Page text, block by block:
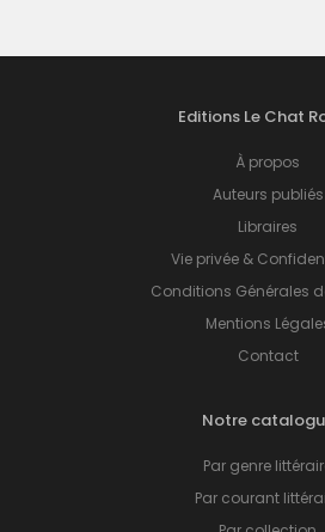
Editions Le Chat
À propos
Auteurs publiés
Libraires
Vie privée &
Conditions Générales
Mentions
Contact
Notre
Par genre
Par courant